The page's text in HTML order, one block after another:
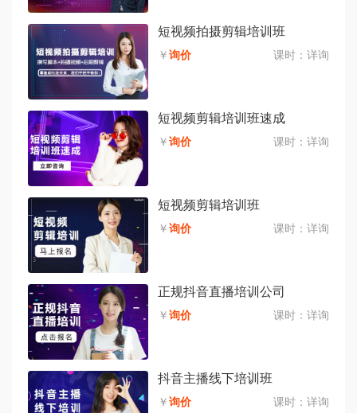
短视频拍摄剪辑培训班
￥询价 课时： 详询
短视频剪辑培训班速成
￥询价 课时： 详询
短视频剪辑培训班
￥询价 课时： 详询
正规抖音直播培训公司
￥询价 课时： 详询
抖音主播线下培训班
￥询价 课时： 详询